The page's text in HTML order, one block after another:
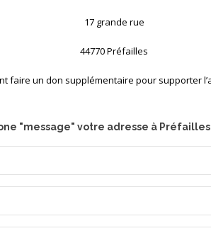
17 grande rue
44770 Préfailles
faire un don supplémentaire pour supporter
"message" votre adresse à